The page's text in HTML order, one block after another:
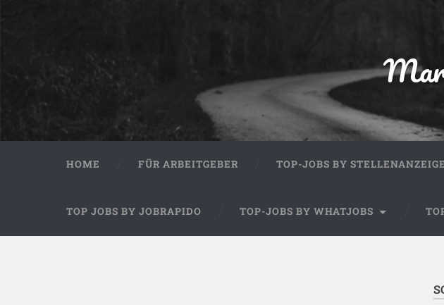
HOME FÜR ARBEITGEBER TOP-JOBS BY
TOP JOBS BY JOBRAPIDO TOP-JOBS BY WHATJOBS